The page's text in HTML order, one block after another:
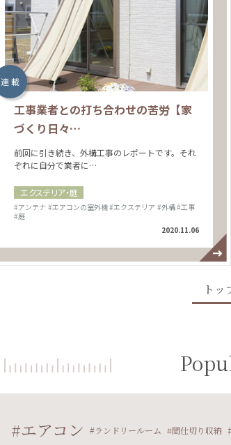
連 載
工事業者との打ち合わせの苦労【家
づくり日々…
前回に引き続き、外構工事のレポートです。それ
ぞれに自分で業者に…
エクステリア・庭
#アンテナ #エアコンの室外機#エクステリア #外構#工事
#庭
2020.11.06
トッ
エアコン ランドリールーム 間仕切り収納